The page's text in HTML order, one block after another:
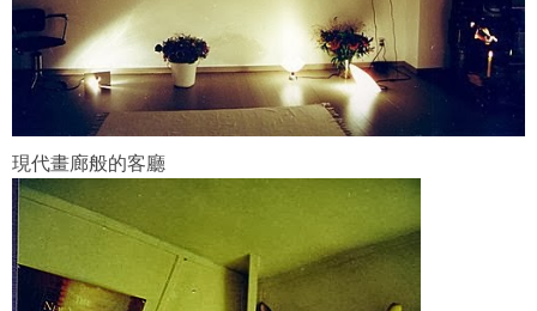
現代畫廊般的客廳